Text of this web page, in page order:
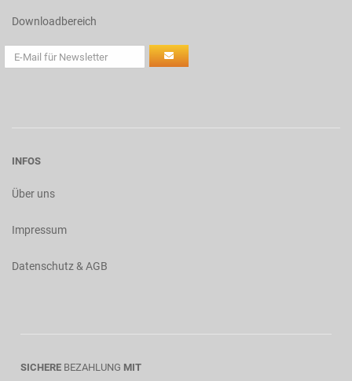
Downloadbereich
INFOS
Über uns
Impressum
Datenschutz & AGB
SICHERE BEZAHLUNG MIT